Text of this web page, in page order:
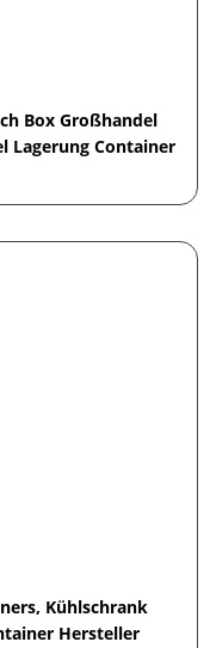
Box Großhandel
Lagerung Container
Kühlschrank
Hersteller